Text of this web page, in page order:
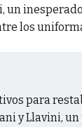
un
los
para
y Llavini, un